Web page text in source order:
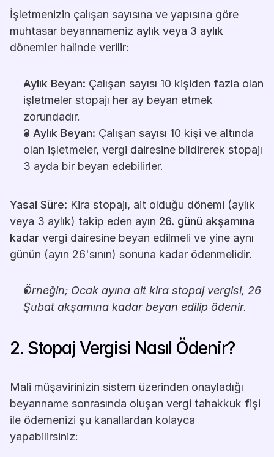
İşletmenizin çalışan sayısına ve yapısına göre
muhtasar beyannameniz aylık veya 3 aylık
dönemler halinde verilir:
Aylık Beyan: Çalışan sayısı 10 kişiden fazla olan
işletmeler stopajı her ay beyan etmek
zorundadır.
3 Aylık Beyan: Çalışan sayısı 10 kişi ve altında
olan işletmeler, vergi dairesine bildirerek stopajı
3 ayda bir beyan edebilirler.
Yasal Süre: Kira stopajı, ait olduğu dönemi (aylık
veya 3 aylık) takip eden ayın 26. günü akşamına
kadar vergi dairesine beyan edilmeli ve yine aynı
günün (ayın 26'sının) sonuna kadar ödenmelidir.
Örneğin; Ocak ayına ait kira stopaj vergisi, 26
Şubat akşamına kadar beyan edilip ödenir.
2. Stopaj Vergisi Nasıl Ödenir?
Mali müşavirinizin sistem üzerinden onayladığı
beyanname sonrasında oluşan vergi tahakkuk fişi
ile ödemenizi şu kanallardan kolayca
yapabilirsiniz: